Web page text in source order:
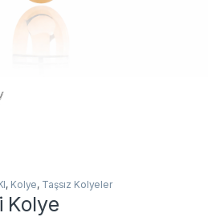
, Kolye, Taşsız Kolyeler
Kolye